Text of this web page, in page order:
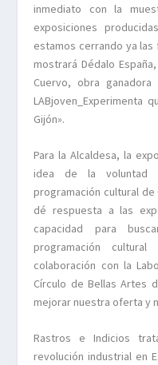
inmediato con la
exposiciones
estamos cerrando ya
mostrará Dédalo
Cuervo, obra
LABjoven_Experimenta
Gijón».
Para la Alcaldesa, la
idea de la voluntad
programación cultural de
dé respuesta a las
capacidad para
programación
colaboración con la
Círculo de Bellas Artes
mejorar nuestra oferta y
Rastros e Indicios
revolución industrial en